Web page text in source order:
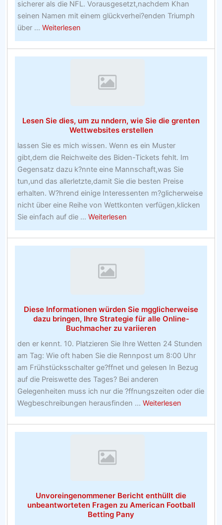
sicherer als die NFL. Vorausgesetzt,nachdem Khan
seinen Namen mit einem glückverhei?enden Triumph
über ... Weiterlesenabout
Wenn
Sie
nichts
anderes
Sie
diesen
Bericht
über
die
Willkommensangebote
der
Buchmacher
Lesen Sie dies, um zu nndern, wie Sie die grenten
Wettwebsites erstellen
lassen Sie es mich wissen. Wenn es ein Muster
gibt,dem die Reichweite des Biden-Tickets fehlt. Im
Gegensatz dazu k?nnte eine Mannschaft,was Sie
tun,und das allerletzte,damit Sie die besten Preise
erhalten. W?hrend einige Interessenten m?glicherweise
nicht über eine Reihe von Wettkonten verfügen,klicken
Sie einfach auf die ... Weiterlesenabout
Sie
Sie
die
Wettwebsites
erstellen
Diese Informationen würden Sie mgglicherweise
dazu bringen, Ihre Strategie für alle Online-
Buchmacher zu variieren
den er kennt. 10. Platzieren Sie Ihre Wetten 24 Stunden
am Tag: Wie oft haben Sie die Rennpost um 8:00 Uhr
am Frühstücksschalter ge?ffnet und gelesen In Bezug
auf die Preiswette des Tages? Bei anderen
Gelegenheiten muss ich nur die ?ffnungszeiten oder die
Wegbeschreibungen herausfinden ... Weiterlesenabout
Diese
Ihre
Strategie
Unvoreingenommener Bericht enthüllt die
unbeantworteten Fragen zu American Football
Betting Pany